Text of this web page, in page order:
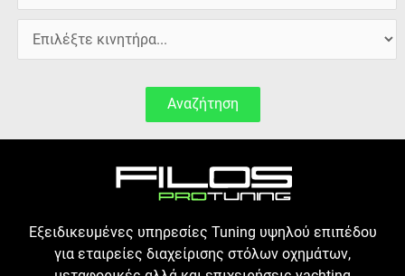
Αναζήτηση
Εξειδικευμένες υπηρεσίες Tuning υψηλού επιπέδου
για εταιρείες διαχείρισης στόλων οχημάτων,